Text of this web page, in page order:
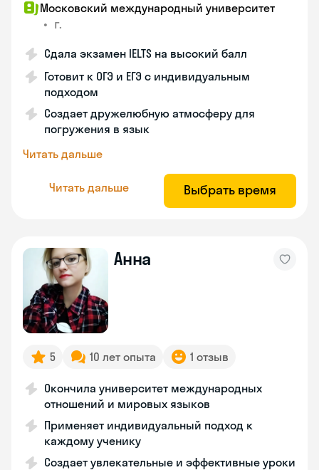
Московский международный университет
• г.
Сдала экзамен IELTS на высокий балл
Готовит к ОГЭ и ЕГЭ с индивидуальным
подходом
Создает дружелюбную атмосферу для
погружения в язык
Читать дальше
Читать дальше Выбрать время
Анна
5 10 лет опыта 1 отзыв
Окончила университет международных
отношений и мировых языков
Применяет индивидуальный подход к
каждому ученику
Создает увлекательные и эффективные уроки